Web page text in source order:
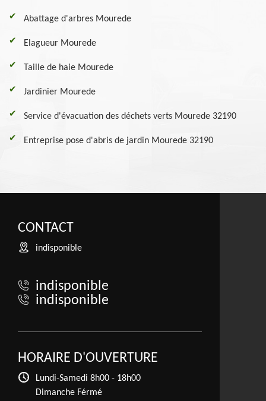
Abattage d'arbres Mourede
Elagueur Mourede
Taille de haie Mourede
Jardinier Mourede
Service d'évacuation des déchets verts Mourede 32190
Entreprise pose d'abris de jardin Mourede 32190
CONTACT
indisponible
indisponible
indisponible
HORAIRE D'OUVERTURE
Lundi-Samedi 8h00 - 18h00
Dimanche Férmé